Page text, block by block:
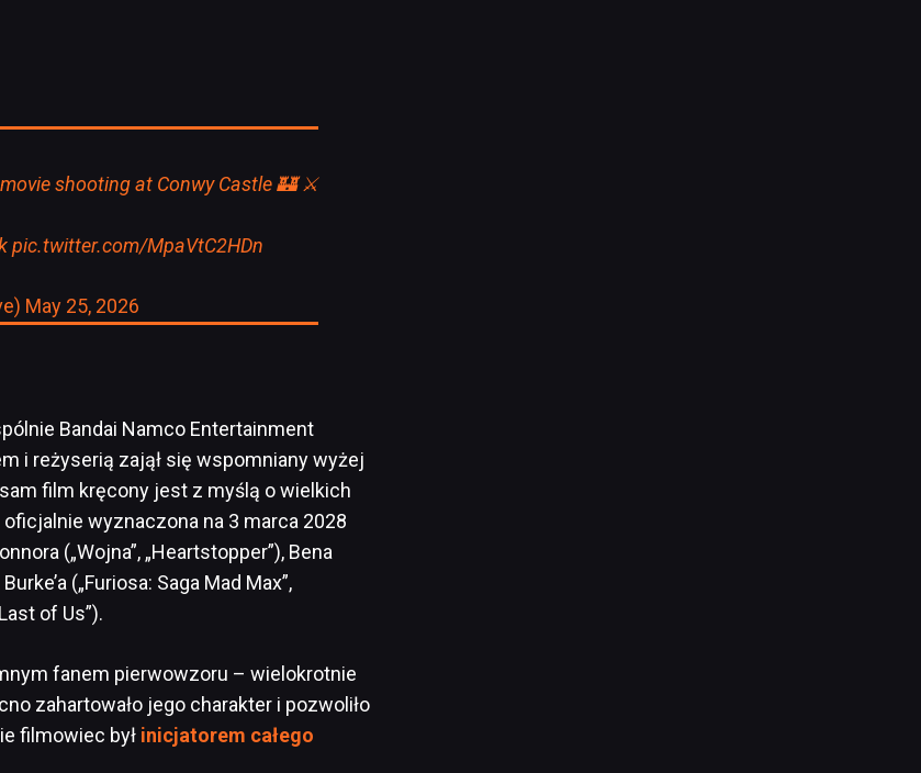
shooting at Conwy Castle 🏰 ⚔️
pic.twitter.com/MpaVtC2HDn
May 25, 2026
Bandai Namco Entertainment
i reżyserią zajął się wspomniany wyżej
sam film kręcony jest z myślą o wielkich
wyznaczona na 3 marca 2028
(„Wojna”, „Heartstopper”), Bena
(„Furiosa: Saga Mad Max”,
of Us”).
fanem pierwowzoru – wielokrotnie
zahartowało jego charakter i pozwoliło
filmowiec był inicjatorem całego